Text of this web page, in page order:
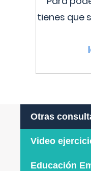
tienes que
Otras
Video
Educación